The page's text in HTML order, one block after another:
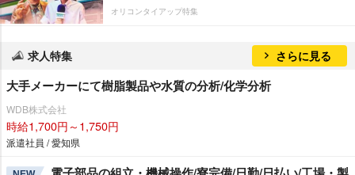
オリコンタイアップ特集
求人特集 さらに見る
大手メーカーにて樹脂製品や水質の分析/化学分析
WDB株式会社
時給1,700円～1,750円
派遣社員 / 愛知県